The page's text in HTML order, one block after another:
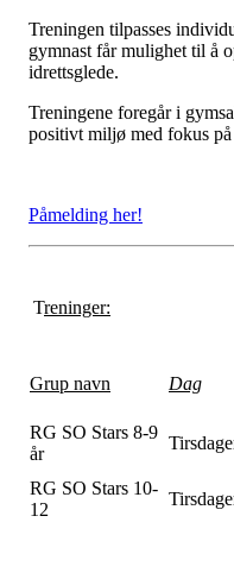
Treningen tilpasses
gymnast får mulighet til å
idrettsglede.
Treningene foregår i
positivt miljø med fokus
Påmelding her!
Treninger:
Grup navn Dag
RG SO Stars 8-9
år
RG SO Stars 10-
12